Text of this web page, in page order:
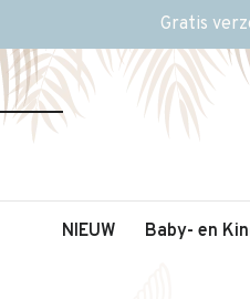
Gratis
NIEUW Baby- en